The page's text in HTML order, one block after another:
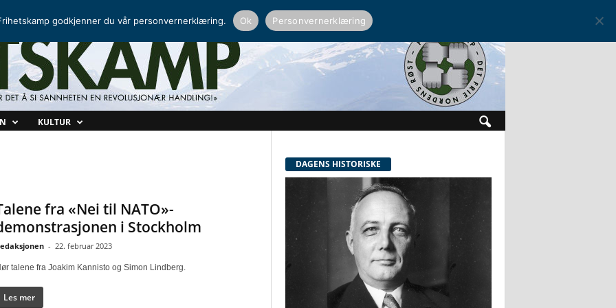
KULTUR
fra «Nei til NATO»-
i Stockholm
- 22. februar 2023
talene fra Joakim Kannisto og Simon Lindberg.
Les mer
DAGENS HISTORISKE
godkjenner du vår personvernerklæring. Ok Personvernerklæring